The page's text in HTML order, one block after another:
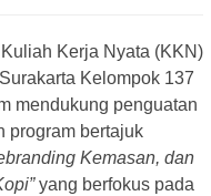
Kerja Nyata (KKN)
Surakarta Kelompok 137
mendukung penguatan
program bertajuk
Kemasan, dan
yang berfokus pada